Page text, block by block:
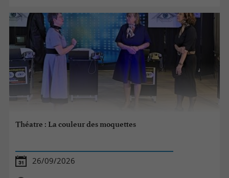
Théatre : La couleur des moquettes
26/09/2026